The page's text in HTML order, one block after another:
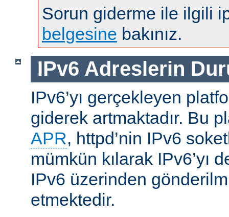
Sorun giderme ile ilgili
belgesine bakınız.
IPv6 Adreslerin
IPv6’yı gerçekleyen
giderek artmaktadır. Bu
APR, httpd’nin IPv6
mümkün kılarak IPv6’yı
IPv6 üzerinden
etmektedir.